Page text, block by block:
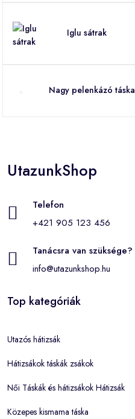
Iglu sátrak
Nagy pelenkázó táska
UtazunkShop
Telefon
+421 905 123 456
Tanácsra van szüksége?
info@utazunkshop.hu
Top kategóriák
Utazós hátizsák
Hátizsákok táskák zsákok
Női Táskák és hátizsákok Hátizsák
Közepes kismama táska